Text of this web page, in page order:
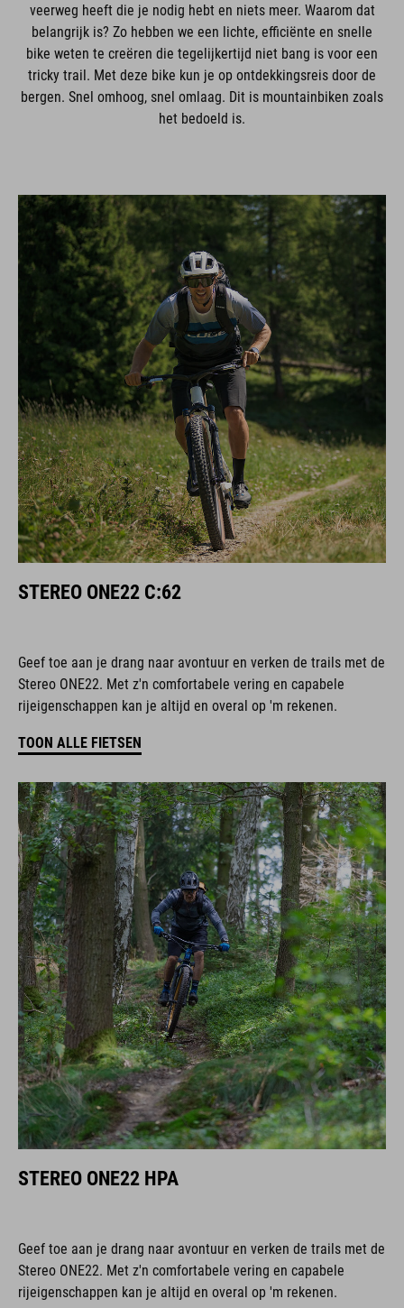
veerweg heeft die je nodig hebt en niets meer. Waarom dat
belangrijk is? Zo hebben we een lichte, efficiënte en snelle
bike weten te creëren die tegelijkertijd niet bang is voor een
tricky trail. Met deze bike kun je op ontdekkingsreis door de
bergen. Snel omhoog, snel omlaag. Dit is mountainbiken zoals
het bedoeld is.
STEREO ONE22 C:62
Geef toe aan je drang naar avontuur en verken de trails met de
Stereo ONE22. Met z'n comfortabele vering en capabele
rijeigenschappen kan je altijd en overal op 'm rekenen.
TOON ALLE FIETSEN
STEREO ONE22 HPA
Geef toe aan je drang naar avontuur en verken de trails met de
Stereo ONE22. Met z'n comfortabele vering en capabele
rijeigenschappen kan je altijd en overal op 'm rekenen.